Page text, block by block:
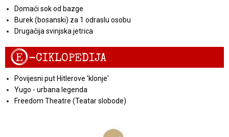
Domaći sok od bazge
Burek (bosanski) za 1 odraslu osobu
Drugačija svinjska jetrica
E-CIKLOPEDIJA
Povijesni put Hitlerove 'klonje'
Yugo - urbana legenda
Freedom Theatre (Teatar slobode)